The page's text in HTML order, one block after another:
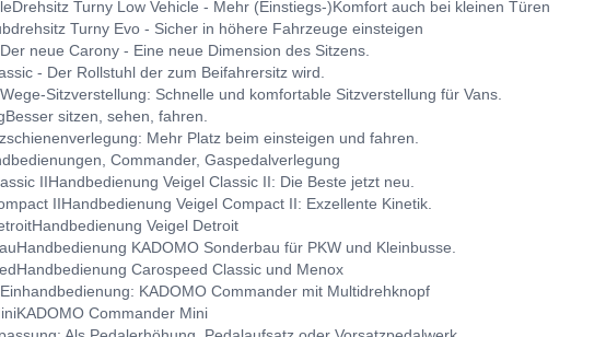
Drehsitz Turny Low Vehicle - Mehr (Einstiegs-)Komfort auch bei kleinen Türen
Turny Evo - Sicher in höhere Fahrzeuge einsteigen
Der neue Carony - Eine neue Dimension des Sitzens.
- Der Rollstuhl der zum Beifahrersitz wird.
Sitzverstellung: Schnelle und komfortable Sitzverstellung für Vans.
Besser sitzen, sehen, fahren.
Mehr Platz beim einsteigen und fahren.
Commander, Gaspedalverlegung
IIHandbedienung Veigel Classic II: Die Beste jetzt neu.
IIHandbedienung Veigel Compact II: Exzellente Kinetik.
Handbedienung Veigel Detroit
Handbedienung KADOMO Sonderbau für PKW und Kleinbusse.
Handbedienung Carospeed Classic und Menox
Einhandbedienung: KADOMO Commander mit Multidrehknopf
KADOMO Commander Mini